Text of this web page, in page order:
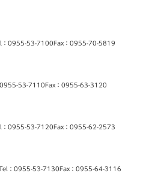
：0955-53-7100Fax：0955-70-5819
0955-53-7110 Fax：0955-63-3120
：0955-53-7120Fax：0955-62-2573
：0955-53-7130Fax：0955-64-3116